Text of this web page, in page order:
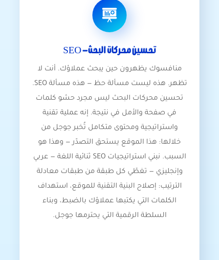
تحسين محركات البحث- SEO
منافسوك يظهرون حين يبحث عملاؤك. أنت لا
تظهر. هذه ليست مسألة حظ — هذه مسألة SEO.
تحسين محركات البحث ليس مجرد حشو كلمات
في صفحة والأمل في نتيجة. إنه عملية تقنية
واستراتيجية ومحتوى متكامل تُخبر جوجل من
خلالها: هذا الموقع يستحق التصدّر — وهذا هو
السبب. نبني استراتيجيات SEO ثنائية اللغة — عربي
وإنجليزي — تغطّي كل طبقة من طبقات معادلة
الترتيب: إصلاح البنية التقنية للموقع، استهداف
الكلمات التي يكتبها عملاؤك بالضبط، وبناء
السلطة الرقمية التي يحترمها جوجل.